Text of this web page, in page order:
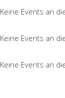
Keine Events an
Keine Events an
Keine Events an